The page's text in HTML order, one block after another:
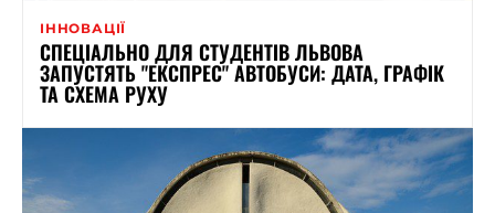
ІННОВАЦІЇ
СПЕЦІАЛЬНО ДЛЯ СТУДЕНТІВ ЛЬВОВА
ЗАПУСТЯТЬ "ЕКСПРЕС" АВТОБУСИ: ДАТА, ГРАФІК
ТА СХЕМА РУХУ